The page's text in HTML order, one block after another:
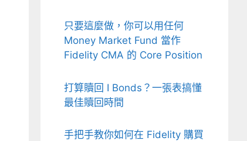
只要這麼做，你可以用任何
Money Market Fund 當作
Fidelity CMA 的 Core Position
打算贖回 I Bonds？一張表搞懂
最佳贖回時間
手把手教你如何在 Fidelity 購買